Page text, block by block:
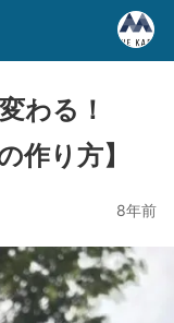
わる！
作り方】
8年前